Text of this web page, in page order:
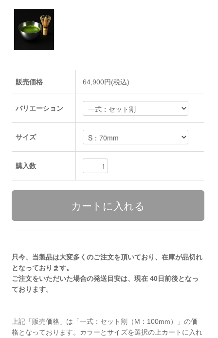
販売価格 64,900円(税込)
バリエーション
サイズ
購入数
只今、当製品は大変多くのご注文を頂いており、在庫が品切れ
となっております。
ご注文をいただいた場合の発送目安は、現在 40日前後となっ
ております。
上記「販売価格」は「一式：セット割（M：100mm）」の価
格となっております。カラーとサイズを選択の上カートに入れ